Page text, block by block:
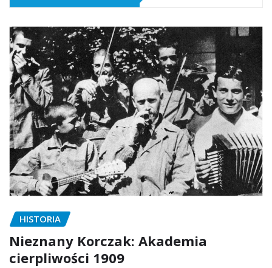
HISTORIA
Nieznany Korczak: Akademia
cierpliwości 1909